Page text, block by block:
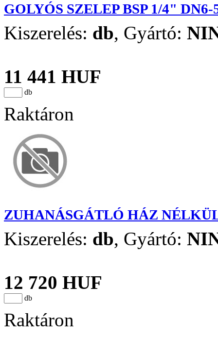
GOLYÓS SZELEP BSP 1/4" DN6-
Kiszerelés: db, Gyártó:
11 441 HUF
db
Raktáron
ZUHANÁSGÁTLÓ HÁZ
Kiszerelés: db, Gyártó:
12 720 HUF
db
Raktáron